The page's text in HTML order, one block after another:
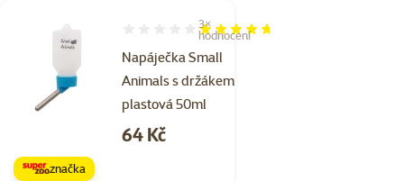
Napáječka Small
Animals s držákem
plastová 50ml
Hodnocení 93%, počet hodnocení: 3
3×
hodnocení
Cena
64 Kč
značka